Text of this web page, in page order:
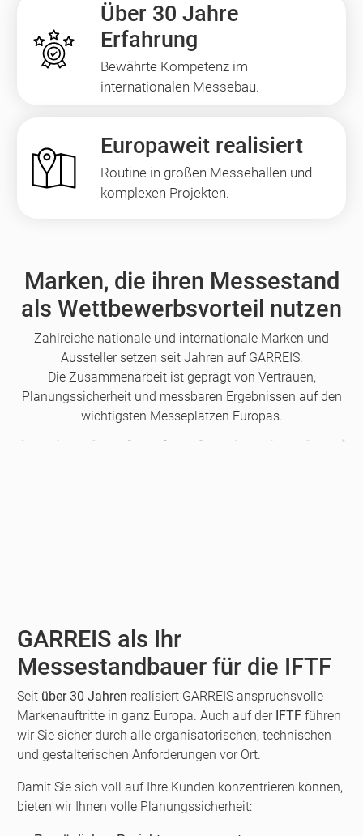
Über 30 Jahre
Erfahrung
Bewährte Kompetenz im
internationalen Messebau.
Europaweit realisiert
Routine in großen Messehallen und
komplexen Projekten.
Marken, die ihren Messestand
als Wettbewerbsvorteil nutzen
Zahlreiche nationale und internationale Marken und
Aussteller setzen seit Jahren auf GARREIS.
Die Zusammenarbeit ist geprägt von Vertrauen,
Planungssicherheit und messbaren Ergebnissen auf den
wichtigsten Messeplätzen Europas.
GARREIS als Ihr
Messestandbauer für die IFTF
Seit über 30 Jahren realisiert GARREIS anspruchsvolle
Markenauftritte in ganz Europa. Auch auf der IFTF führen
wir Sie sicher durch alle organisatorischen, technischen
und gestalterischen Anforderungen vor Ort.
Damit Sie sich voll auf Ihre Kunden konzentrieren können,
bieten wir Ihnen volle Planungssicherheit: